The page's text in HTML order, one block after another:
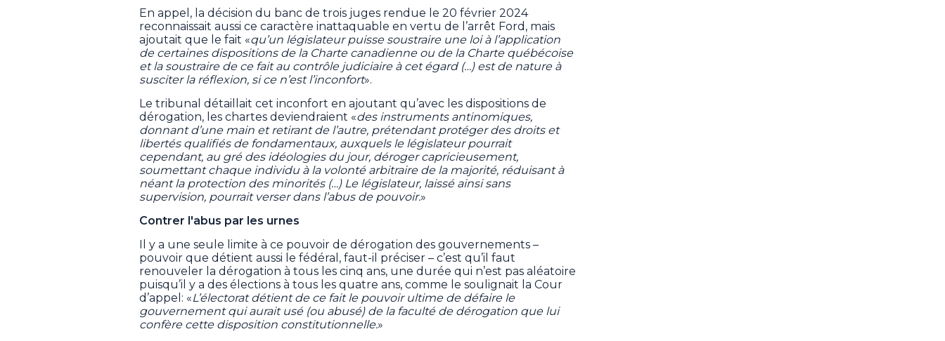
En appel, la décision du banc de trois juges rendue le 20 février 2024
reconnaissait aussi ce caractère inattaquable en vertu de l’arrêt Ford, mais
ajoutait que le fait «qu’un législateur puisse soustraire une loi à l’application
de certaines dispositions de la Charte canadienne ou de la Charte québécoise
et la soustraire de ce fait au contrôle judiciaire à cet égard (…) est de nature à
susciter la réflexion, si ce n’est l’inconfort».
Le tribunal détaillait cet inconfort en ajoutant qu’avec les dispositions de
dérogation, les chartes deviendraient «des instruments antinomiques,
donnant d’une main et retirant de l’autre, prétendant protéger des droits et
libertés qualifiés de fondamentaux, auxquels le législateur pourrait
cependant, au gré des idéologies du jour, déroger capricieusement,
soumettant chaque individu à la volonté arbitraire de la majorité, réduisant à
néant la protection des minorités (…) Le législateur, laissé ainsi sans
supervision, pourrait verser dans l’abus de pouvoir.»
Contrer l'abus par les urnes
Il y a une seule limite à ce pouvoir de dérogation des gouvernements –
pouvoir que détient aussi le fédéral, faut-il préciser – c’est qu’il faut
renouveler la dérogation à tous les cinq ans, une durée qui n’est pas aléatoire
puisqu’il y a des élections à tous les quatre ans, comme le soulignait la Cour
d’appel: «L’électorat détient de ce fait le pouvoir ultime de défaire le
gouvernement qui aurait usé (ou abusé) de la faculté de dérogation que lui
confère cette disposition constitutionnelle.»